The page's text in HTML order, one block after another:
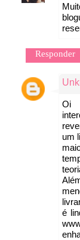
Responder
Oi
um
é